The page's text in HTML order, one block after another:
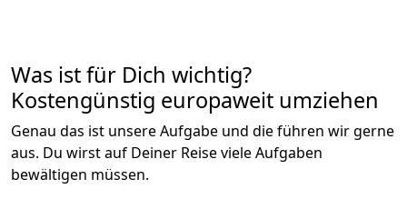
Was ist für Dich wichtig?
Kostengünstig europaweit umziehen
Genau das ist unsere Aufgabe und die führen wir gerne
aus. Du wirst auf Deiner Reise viele Aufgaben
bewältigen müssen.